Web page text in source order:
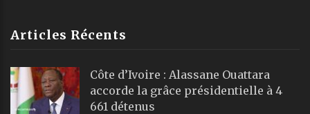
Articles Récents
Côte d’Ivoire : Alassane Ouattara
accorde la grâce présidentielle à 4
661 détenus